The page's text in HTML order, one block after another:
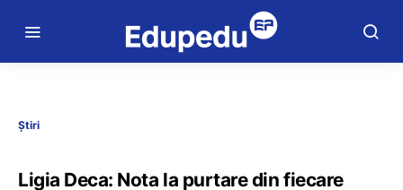
Știri
Ligia Deca: Nota la purtare din fiecare